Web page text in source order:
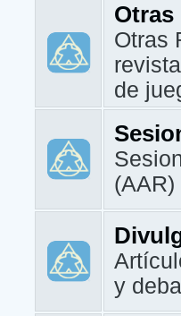
Otras
Otras
de
(AAR)
y